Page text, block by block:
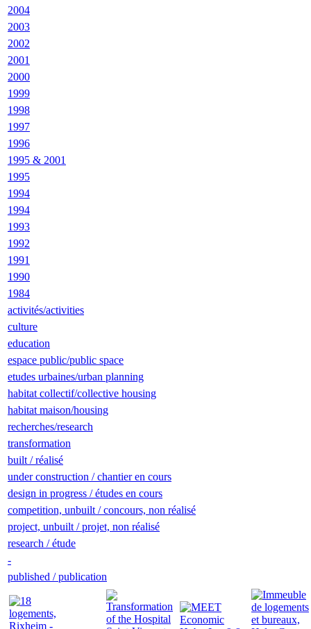
2004
2003
2002
2001
2000
1999
1998
1997
1996
1995 & 2001
1995
1994
1994
1993
1992
1991
1990
1984
activités/activities
culture
education
espace public/public space
etudes urbaines/urban planning
habitat collectif/collective housing
habitat maison/housing
recherches/research
transformation
built / réalisé
under construction / chantier en cours
design in progress / études en cours
competition, unbuilt / concours, non réalisé
project, unbuilt / projet, non réalisé
research / étude
-
published / publication